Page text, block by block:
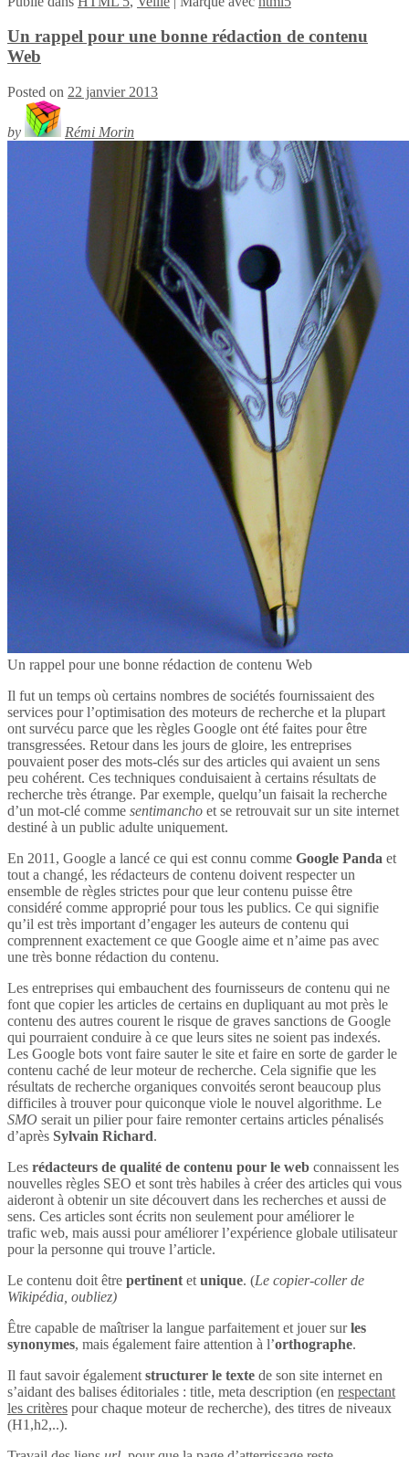
Un rappel pour une bonne rédaction de contenu
Web
Posted on 22 janvier 2013
by Rémi Morin
Un rappel pour une bonne rédaction de contenu Web
Il fut un temps où certains nombres de sociétés fournissaient des
services pour l’optimisation des moteurs de recherche et la plupart
ont survécu parce que les règles Google ont été faites pour être
transgressées. Retour dans les jours de gloire, les entreprises
pouvaient poser des mots-clés sur des articles qui avaient un sens
peu cohérent. Ces techniques conduisaient à certains résultats de
recherche très étrange. Par exemple, quelqu’un faisait la recherche
d’un mot-clé comme sentimancho et se retrouvait sur un site internet
destiné à un public adulte uniquement.
En 2011, Google a lancé ce qui est connu comme Google Panda et
tout a changé, les rédacteurs de contenu doivent respecter un
ensemble de règles strictes pour que leur contenu puisse être
considéré comme approprié pour tous les publics. Ce qui signifie
qu’il est très important d’engager les auteurs de contenu qui
comprennent exactement ce que Google aime et n’aime pas avec
une très bonne rédaction du contenu.
Les entreprises qui embauchent des fournisseurs de contenu qui ne
font que copier les articles de certains en dupliquant au mot près le
contenu des autres courent le risque de graves sanctions de Google
qui pourraient conduire à ce que leurs sites ne soient pas indexés.
Les Google bots vont faire sauter le site et faire en sorte de garder le
contenu caché de leur moteur de recherche. Cela signifie que les
résultats de recherche organiques convoités seront beaucoup plus
difficiles à trouver pour quiconque viole le nouvel algorithme. Le
SMO serait un pilier pour faire remonter certains articles pénalisés
d’après Sylvain Richard.
Les rédacteurs de qualité de contenu pour le web connaissent les
nouvelles règles SEO et sont très habiles à créer des articles qui vous
aideront à obtenir un site découvert dans les recherches et aussi de
sens. Ces articles sont écrits non seulement pour améliorer le
trafic web, mais aussi pour améliorer l’expérience globale utilisateur
pour la personne qui trouve l’article.
Le contenu doit être pertinent et unique. (Le copier-coller de
Wikipédia, oubliez)
Être capable de maîtriser la langue parfaitement et jouer surles
synonymes, mais également faire attention à l’orthographe.
Il faut savoir également structurer le texte de son site internet en
s’aidant des balises éditoriales : title, meta description (en respectant
les critères pour chaque moteur de recherche), des titres de niveaux
(H1,h2,..).